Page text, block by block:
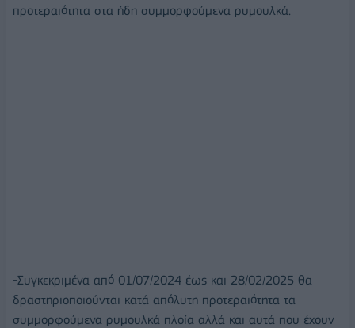
προτεραιότητα στα ήδη συμμορφούμενα ρυμουλκά.
-Συγκεκριμένα από 01/07/2024 έως και 28/02/2025 θα
δραστηριοποιούνται κατά απόλυτη προτεραιότητα τα
συμμορφούμενα ρυμουλκά πλοία αλλά και αυτά που έχουν